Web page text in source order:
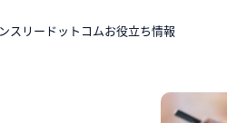
スリードットコムお役立ち情報